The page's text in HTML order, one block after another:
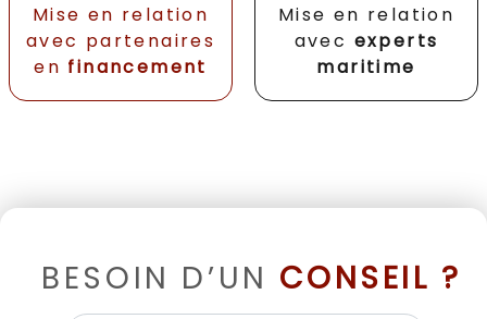
Mise en relation
avec partenaires
en financement
Mise en relation
avec experts
maritime
BESOIN D’UN CONSEIL ?